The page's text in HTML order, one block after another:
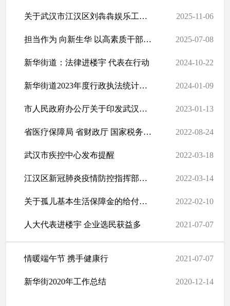
关于武汉市江汉区刘犇犇娱乐工作室涉及扰民撤销登记情况的公示 2025-11-06
担当作为 向新生华 以高素质干部队伍助力高质量发展 2025-07-08
新华街道：法律进楼宇 代表在行动 2024-10-22
新华街道2023年度行政执法统计年报 2024-01-09
市人民政府办公厅关于印发武汉市职工基本医疗保险门诊共济保障实施... 2023-01-13
省医疗保障局 省财政厅 国家税务总局湖北省税务局关于做好2022年城... 2022-08-24
武汉市疾控中心发布提醒 2022-03-18
江汉区新冠肺炎疫情防控指挥部通告 2022-03-14
关于孤儿基本生活保障金的给付（一次性告知书） 2022-02-10
人大代表进楼宇 企业选民获益多 2021-07-07
情暖端午节 携手健康行 2021-07-07
新华街2020年工作总结 2020-12-14